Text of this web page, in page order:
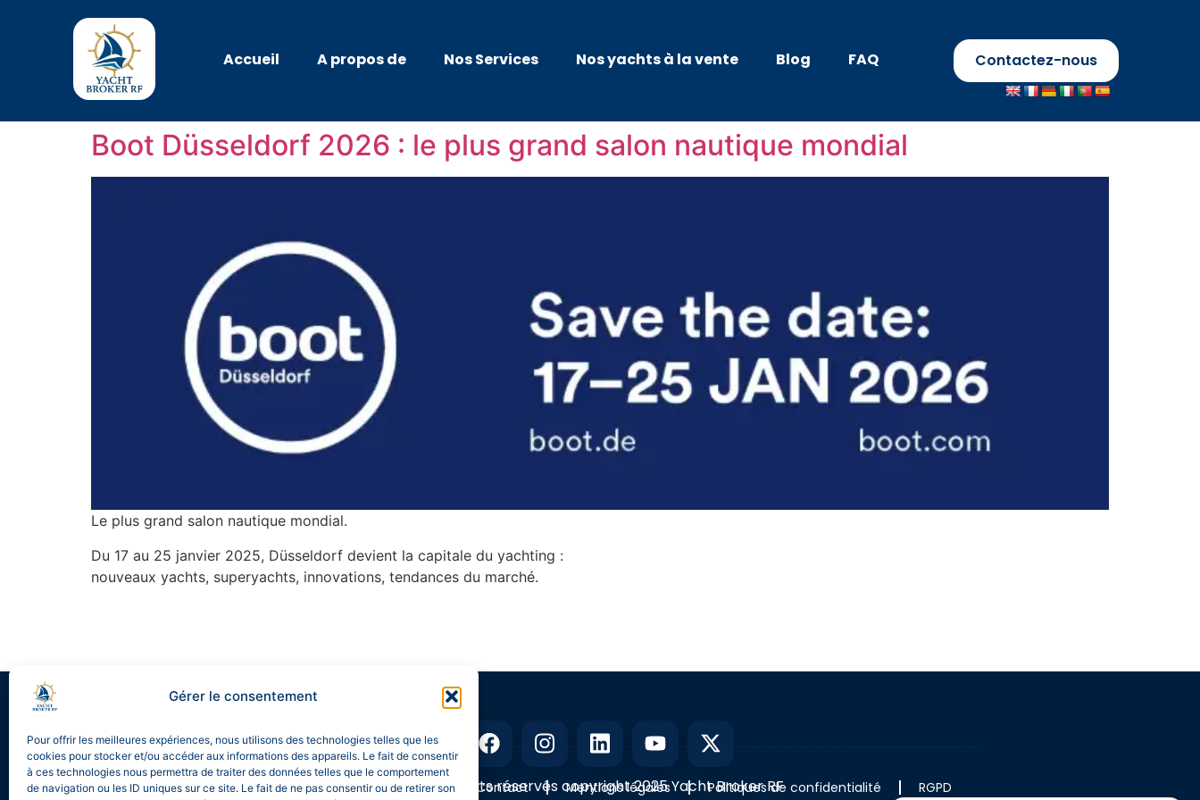
Gérer le consentement
Pour offrir les meilleures expériences, nous utilisons des technologies telles que les
cookies pour stocker et/ou accéder aux informations des appareils. Le fait de consentir
à ces technologies nous permettra de traiter des données telles que le comportement
de navigation ou les ID uniques sur ce site. Le fait de ne pas consentir ou de retirer son
Accueil A propos de Nos Services Nos yachts à la vente Blog FAQ Contactez-nous
Boot Düsseldorf 2026 : le plus grand salon nautique mondial
Le plus grand salon nautique mondial.
Du 17 au 25 janvier 2025, Düsseldorf devient la capitale du yachting :
nouveaux yachts, superyachts, innovations, tendances du marché.
A propos de Nos Services Contact Mentions légales Politiques de confidentialité RGPD
Tous droits réservés copyright 2025 Yacht Broker RF